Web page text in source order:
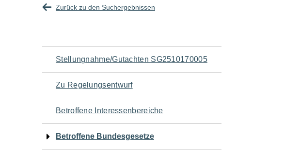
Zurück zu den Suchergebnissen
Navigation
für
den
Seiteninhalt
Stellungnahme/Gutachten SG2510170005
Zu Regelungsentwurf
Betroffene Interessenbereiche
Betroffene Bundesgesetze